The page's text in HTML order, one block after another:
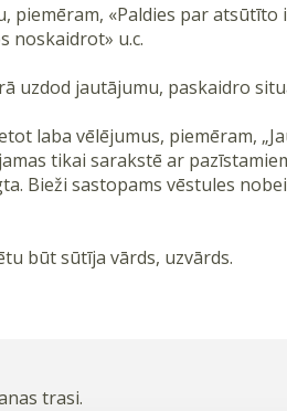
piemēram, «Paldies par
noskaidrot» u.c.
uzdod jautājumu, paskaidro
laba vēlējumus, piemēram,
tikai sarakstē ar
Bieži sastopams vēstules
būt sūtīja vārds, uzvārds.
trasi.